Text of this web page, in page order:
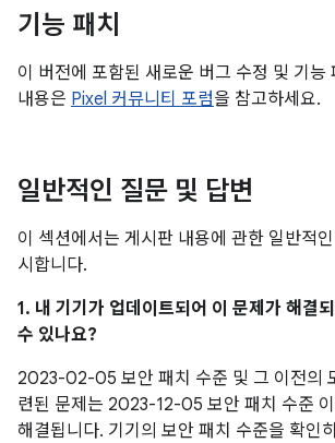
기능 패치
이 버전에 포함된 새로운 버그 수정 및 기능
내용은 Pixel 커뮤니티 포럼을 참고하세요.
일반적인 질문 및 답변
이 섹션에서는 게시판 내용에 관한 일반적
시합니다.
1. 내 기기가 업데이트되어 이 문제가 해결
수 있나요?
2023-02-05 보안 패치 수준 및 그 이전의
련된 문제는 2023-12-05 보안 패치 수준
해결됩니다. 기기의 보안 패치 수준을 확인